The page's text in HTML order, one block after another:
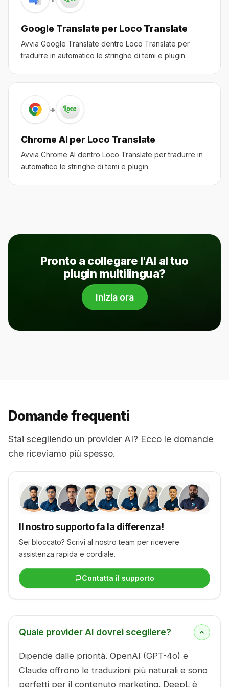
Google Translate per Loco Translate
Avvia Google Translate dentro Loco Translate per
tradurre in automatico le stringhe di temi e plugin.
+
Chrome AI per Loco Translate
Avvia Chrome AI dentro Loco Translate per tradurre in
automatico le stringhe di temi e plugin.
Pronto a collegare l'AI al tuo
plugin multilingua?
Inizia ora
Domande frequenti
Stai scegliendo un provider AI? Ecco le domande
che riceviamo più spesso.
Il nostro supporto fa la differenza!
Sei bloccato? Scrivi al nostro team per ricevere
assistenza rapida e cordiale.
Contatta il supporto
Quale provider AI dovrei scegliere?
Dipende dalle priorità. OpenAI (GPT-4o) e
Claude offrono le traduzioni più naturali e sono
perfetti per il contenuto marketing. DeepL è